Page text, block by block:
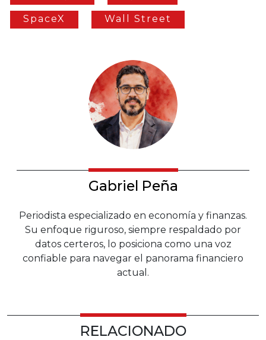
SpaceX Wall Street
Gabriel Peña
Periodista especializado en economía y finanzas.
Su enfoque riguroso, siempre respaldado por
datos certeros, lo posiciona como una voz
confiable para navegar el panorama financiero
actual.
RELACIONADO